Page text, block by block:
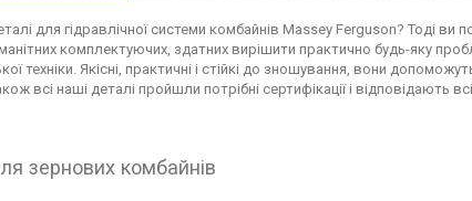
для гідравлічної системи комбайнів Massey Ferguson? Тоді ви
комплектуючих, здатних вирішити практично будь-яку
техніки. Якісні, практичні і стійкі до зношування, вони
всі наші деталі пройшли потрібні сертифікації і відповідають
зернових комбайнів